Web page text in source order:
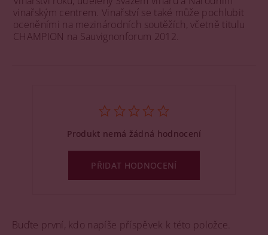
vinařským centrem. Vinařství se také může pochlubit
oceněními na mezinárodních soutěžích, včetně titulu
CHAMPION na Sauvignonforum 2012.
Buďte první, kdo napíše příspěvek k této položce.
Produkt nemá žádná hodnocení
PŘIDAT HODNOCENÍ